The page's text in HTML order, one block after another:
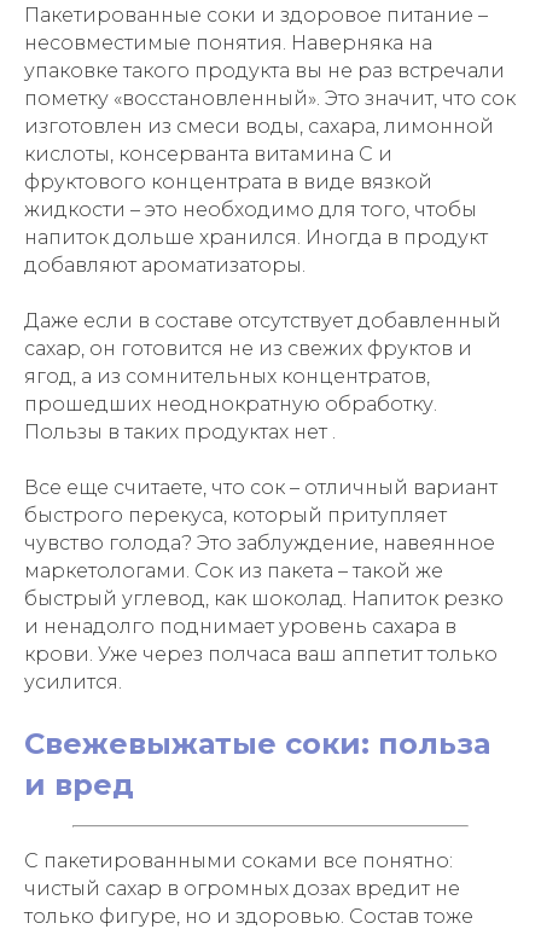
Пакетированные соки и здоровое питание –
несовместимые понятия. Наверняка на
упаковке такого продукта вы не раз встречали
пометку «восстановленный». Это значит, что сок
изготовлен из смеси воды, сахара, лимонной
кислоты, консерванта витамина C и
фруктового концентрата в виде вязкой
жидкости – это необходимо для того, чтобы
напиток дольше хранился. Иногда в продукт
добавляют ароматизаторы.
Даже если в составе отсутствует добавленный
сахар, он готовится не из свежих фруктов и
ягод, а из сомнительных концентратов,
прошедших неоднократную обработку.
Пользы в таких продуктах нет .
Все еще считаете, что сок – отличный вариант
быстрого перекуса, который притупляет
чувство голода? Это заблуждение, навеянное
маркетологами. Сок из пакета – такой же
быстрый углевод, как шоколад. Напиток резко
и ненадолго поднимает уровень сахара в
крови. Уже через полчаса ваш аппетит только
усилится.
Свежевыжатые соки: польза
и вред
С пакетированными соками все понятно:
чистый сахар в огромных дозах вредит не
только фигуре, но и здоровью. Состав тоже